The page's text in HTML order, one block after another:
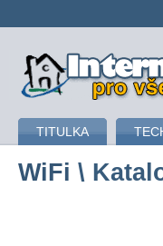
připojení k
TITULKA
WiFi \